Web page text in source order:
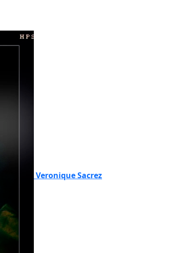
Veronique Sacrez